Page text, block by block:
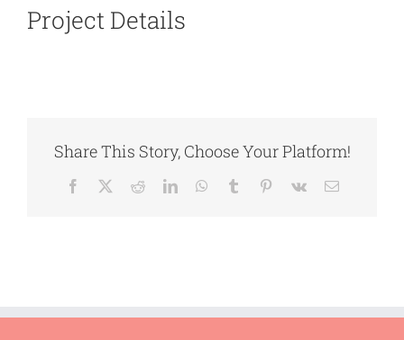
Project Details
Share This Story, Choose Your Platform!
Facebook RedditLinkedInWhatsApp
Tumblr Pinterest
Vk
E-